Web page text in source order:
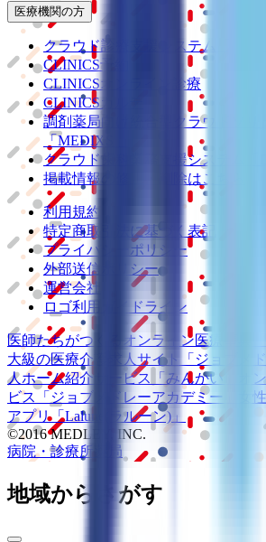
医療機関の方
クラウド診療 支援システム
「
CLINICS予約
CLINICSオンライン診療
CLINICSカルテ
調剤薬局向け統合型クラウドソリ
「MEDIXS」
クラウド歯科業務
支援システム
掲載情報の修正・削除はこちら
利用規約
特定商取引法に基づく表記
プライバシーポリシー
外部送信ポリシー
運営会社
ロゴ利用ガイドライン
医師たちがつくる オンライン医療事典
大級の医療介護求人サイト 「ジョブメ
人ホーム紹介サービス
「みんかい」 オ
ビス
「ジョブメドレーアカデミー」 女
アプリ「Lalune(ラルーン)」
©2016 MEDLEY, INC.
病院・診療所
薬局
地域からさがす